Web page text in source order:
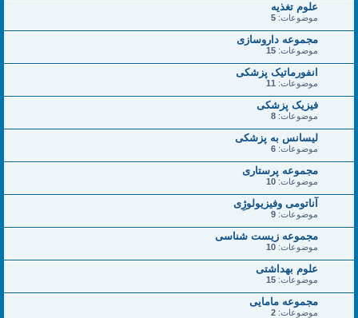
علوم تغذیه
موضوعات: 5
مجموعه داروسازی
موضوعات: 15
انفورماتیک پزشکی
موضوعات: 11
فیزیک پزشکی
موضوعات: 8
لیسانس به پزشکی
موضوعات: 6
مجموعه پرستاری
موضوعات: 10
آناتومی وفیزیولوژِی
موضوعات: 9
مجموعه زیست شناسی
موضوعات: 10
علوم بهداشتی
موضوعات: 15
مجموعه مامایی
موضوعات: 2